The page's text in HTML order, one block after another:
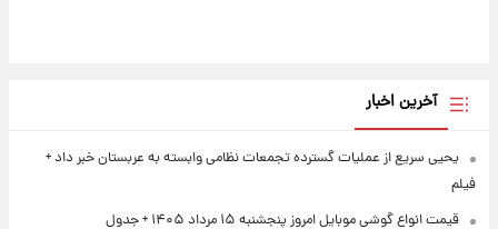
آخرین اخبار
یحیی سریع از عملیات گسترده تجمعات نظامی وابسته به عربستان خبر داد +
فیلم
قیمت انواع گوشی موبایل امروز پنجشنبه ۱۵ مرداد ۱۴۰۵ + جدول